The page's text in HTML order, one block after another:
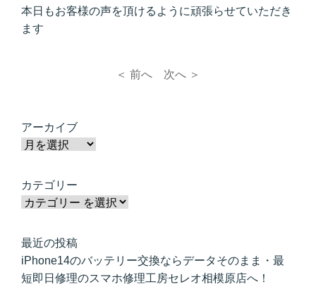
本日もお客様の声を頂けるように頑張らせていただき
ます
＜ 前へ 次へ ＞
アーカイブ
カテゴリー
最近の投稿
iPhone14のバッテリー交換ならデータそのまま・最
短即日修理のスマホ修理工房セレオ相模原店へ！